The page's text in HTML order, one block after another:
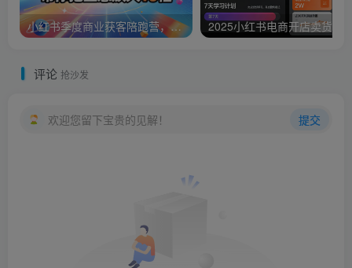
小红书季度商业获客陪跑营，从0起号到流量暴涨，帮你把生意放大10倍
评论 抢沙发
欢迎您留下宝贵的见解！ 提交